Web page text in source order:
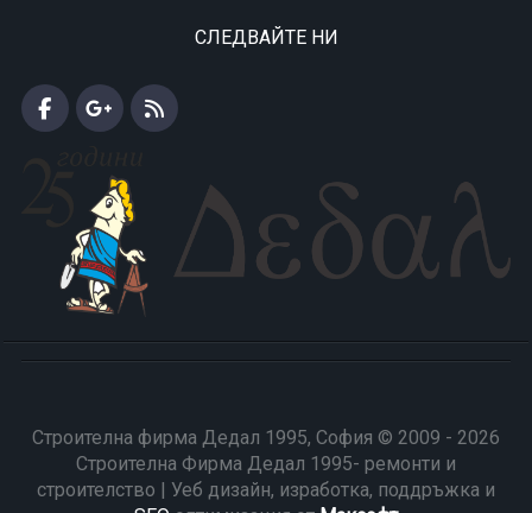
СЛЕДВАЙТЕ НИ
Строителна фирма Дедал 1995, София © 2009 - 2026
Строителна Фирма Дедал 1995- ремонти и
строителство | Уеб дизайн, изработка, поддръжка и